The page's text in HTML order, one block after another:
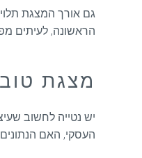
גם אורך המצגת
הראשונה, לעיתים
מצגת
יש נטייה לחשוב
העסקי, האם